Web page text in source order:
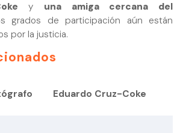
y una amiga cercana del
grados de participación aún están
por la justicia.
Eduardo Cruz-Coke